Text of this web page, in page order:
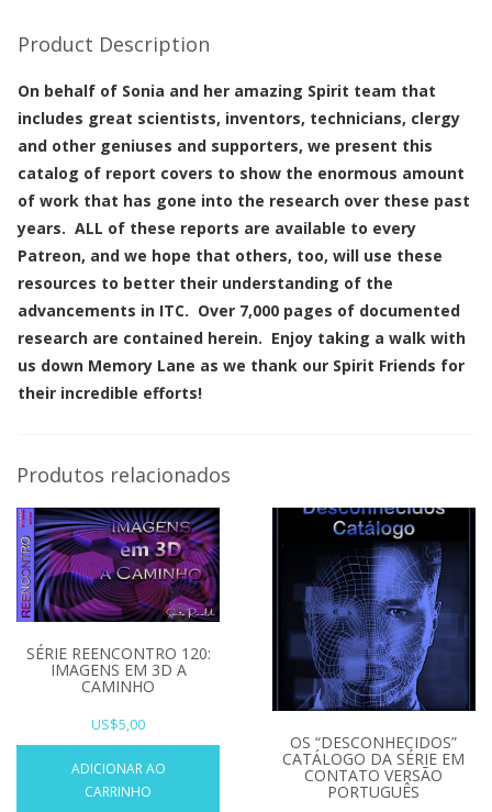
quantidade
Product Description
On behalf of Sonia and her amazing Spirit team that
includes great scientists, inventors, technicians, clergy
and other geniuses and supporters, we present this
catalog of report covers to show the enormous amount
of work that has gone into the research over these past
years. ALL of these reports are available to every
Patreon, and we hope that others, too, will use these
resources to better their understanding of the
advancements in ITC. Over 7,000 pages of documented
research are contained herein. Enjoy taking a walk with
us down Memory Lane as we thank our Spirit Friends for
their incredible efforts!
Produtos relacionados
SÉRIE REENCONTRO 120:
IMAGENS EM 3D A
CAMINHO
US$5,00
ADICIONAR AO
CARRINHO
OS “DESCONHECIDOS”
CATÁLOGO DA SÉRIE EM
CONTATO VERSÃO
PORTUGUÊS